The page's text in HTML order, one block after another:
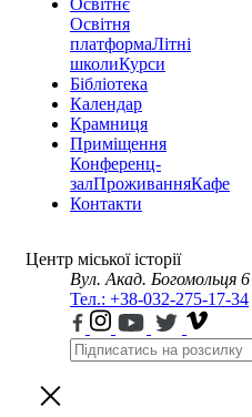
Освітнє
Освітня
платформаЛітні
школиКурси
Бібліотека
Календар
Крамниця
Приміщення
Конференц-
залПроживанняКафе
Контакти
Центр міської історії
Вул. Акад. Богомольця 6
Тел.: +38-032-275-17-34